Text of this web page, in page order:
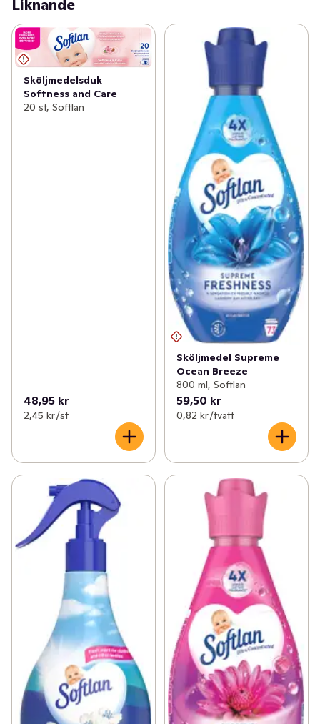
Liknande
Sköljmedelsduk
Softness and Care
20 st, Softlan
48,95 kr
2,45 kr /st
Sköljmedel Supreme
Ocean Breeze
800 ml, Softlan
59,50 kr
0,82 kr /tvätt